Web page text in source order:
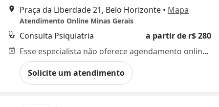
Praça da Liberdade 21, Belo Horizonte • Mapa
Atendimento Online Minas Gerais
Consulta Psiquiatria
a partir de r$ 280
Esse especialista não oferece agendamento online para esse endereço.
Solicite um atendimento